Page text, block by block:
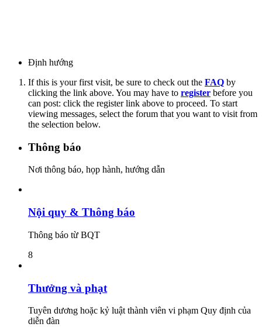
Định hướng
If this is your first visit, be sure to check out the FAQ by
clicking the link above. You may have to register before you
can post: click the register link above to proceed. To start
viewing messages, select the forum that you want to visit from
the selection below.
Thông báo
Nơi thông báo, họp hành, hướng dẫn
Nội quy & Thông báo
Thông báo từ BQT
8
Thưởng và phạt
Tuyên dương hoặc kỷ luật thành viên vi phạm Quy định của
diễn đàn